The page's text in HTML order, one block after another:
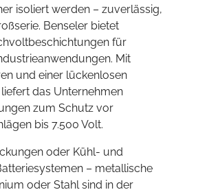
isoliert werden – zuverlässig,
Benseler bietet
für
Mit
und einer lückenlosen
das Unternehmen
zum Schutz vor
bis 7.500 Volt.
oder Kühl- und
– metallische
oder Stahl sind in der